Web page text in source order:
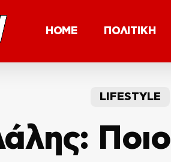
HOME ΠΟΛΙΤΙΚΗ
LIFESTYLE